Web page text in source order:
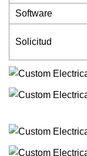
Software
Solicitud